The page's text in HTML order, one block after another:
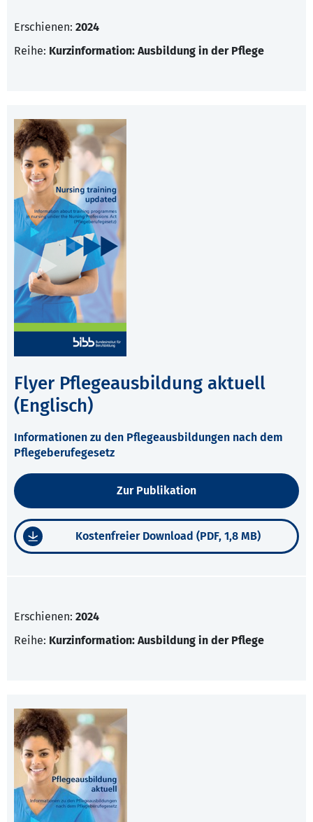
Erschienen: 2024
Reihe: Kurzinformation: Ausbildung in der Pflege
Flyer Pflegeausbildung aktuell
(Englisch)
Informationen zu den Pflegeausbildungen nach dem
Pflegeberufegesetz
Zur Publikation
Kostenfreier Download (PDF, 1,8 MB)
Erschienen: 2024
Reihe: Kurzinformation: Ausbildung in der Pflege